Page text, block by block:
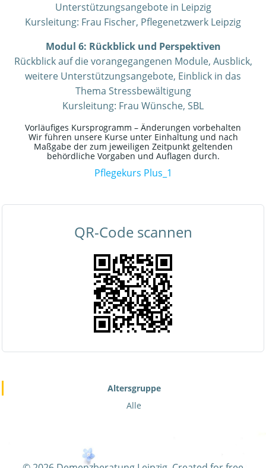
Unterstützungsangebote in Leipzig
Kursleitung: Frau Fischer, Pflegenetzwerk Leipzig
Modul 6: Rückblick und Perspektiven
Rückblick auf die vorangegangenen Module, Ausblick,
weitere Unterstützungsangebote, Einblick in das
Thema Stressbewältigung
Kursleitung: Frau Wünsche, SBL
Vorläufiges Kursprogramm – Änderungen vorbehalten
Wir führen unsere Kurse unter Einhaltung und nach
Maßgabe der zum jeweiligen Zeitpunkt geltenden
behördliche Vorgaben und Auflagen durch.
Pflegekurs Plus_1
QR-Code scannen
Altersgruppe
Alle